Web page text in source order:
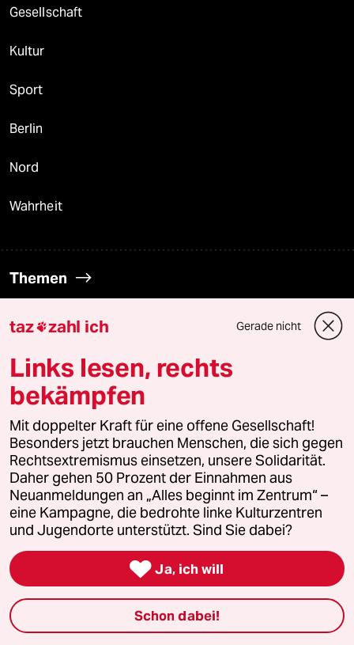
Gesellschaft
Kultur
Sport
Berlin
Nord
Wahrheit
Themen
Hitze
Niedrigwasser
Rente
Landtagswahl in Sachsen-Anhalt
Hybrider Krieg
Jemen
Ceuta
Hitze
taz zahl ich Gerade nicht
Links lesen, rechts
bekämpfen
Mit doppelter Kraft für eine offene Gesellschaft!
Besonders jetzt brauchen Menschen, die sich gegen
Rechtsextremismus einsetzen, unsere Solidarität.
Daher gehen 50 Prozent der Einnahmen aus
Neuanmeldungen an „Alles beginnt im Zentrum“ –
eine Kampagne, die bedrohte linke Kulturzentren
und Jugendorte unterstützt. Sind Sie dabei?
 Ja, ich will
Schon dabei!